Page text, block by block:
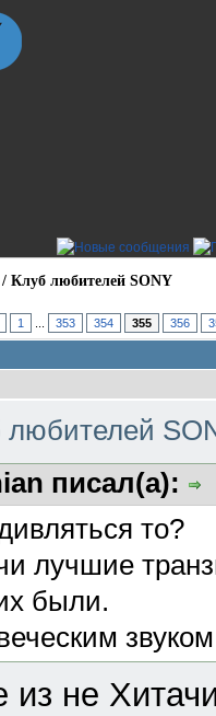
/ Клуб любителей SONY
1 353 354 355 356
любителей
писал(а):
то?
лучшие
были.
из не